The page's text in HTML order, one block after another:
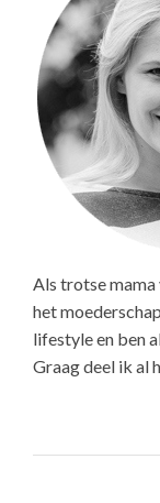
Als trotse mama
het
lifestyle en ben
Graag deel ik al